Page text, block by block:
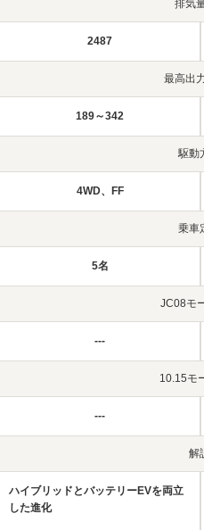
排気
2487
最高出
189～342
駆動
4WD、FF
乗車
5名
JC08モ
---
10.15モ
---
解
ハイブリッドとバッテリーEVを両立
した進化